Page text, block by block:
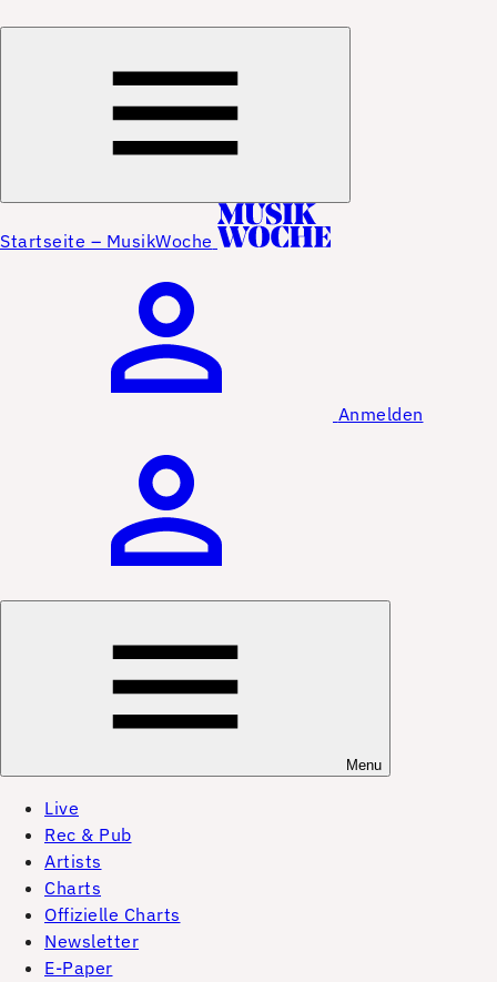
Startseite – MusikWoche
Anmelden
Menu
Live
Rec & Pub
Artists
Charts
Offizielle Charts
Newsletter
E-Paper